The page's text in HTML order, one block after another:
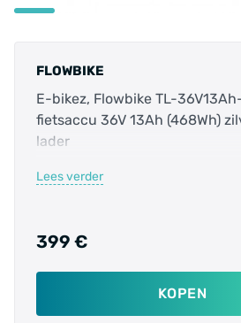
FLOWBIKE
E-bikez, Flowbike TL-
fietsaccu 36V 13Ah (468Wh)
lader
Deze nieuwe originele
De accu wordt inclusief
sleutels geleverd.
Het merk Ebikez heeft de
Lees verder
399 €
KOPEN